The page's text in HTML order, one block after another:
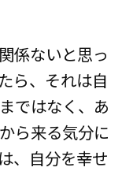
係ないと思っ
ら、それは自
ではなく、あ
ら来る気分に
、自分を幸せ